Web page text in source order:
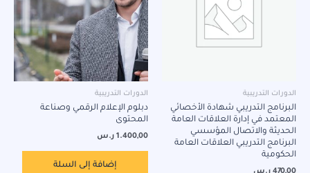
الدورات التدريبية
البرنامج التدريبي شهادة الأخصائي
المعتمد في إدارة العلاقات العامة
الحديثة والاتصال المؤسسي
البرنامج التدريبي العلاقات العامة
الحكومية
الدورات التدريبية
دبلوم الإعلام الرقمي وصناعة
المحتوى
1.400,00 ر.س
إضافة إلى السلة